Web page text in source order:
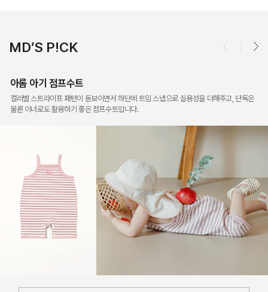
MD’S P!CK
아롬 아기 점프수트
컬러별 스트라이프 패턴이 돋보이면서 하단에 트임 스냅으로 실용성을 더해주고, 단독은
물론 이너로도 활용하기 좋은 점프수트입니다.